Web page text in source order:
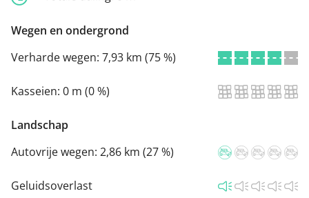
Wegen en ondergrond
Verharde wegen: 7,93 km (75 %)
Kasseien: 0 m (0 %)
Landschap
Autovrije wegen: 2,86 km (27 %)
Geluidsoverlast